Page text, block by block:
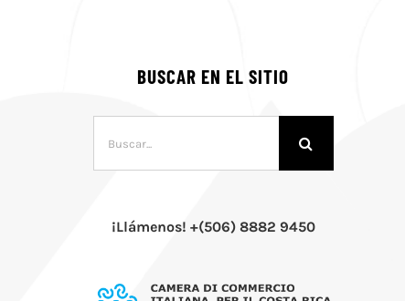
BUSCAR EN EL SITIO
¡Llámenos! +(506) 8882 9450